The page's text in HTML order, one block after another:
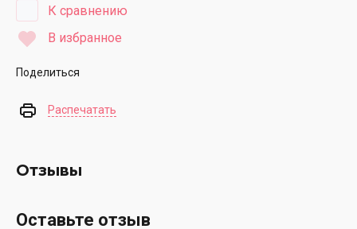
К сравнению
В избранное
Поделиться
Распечатать
Отзывы
Оставьте отзыв